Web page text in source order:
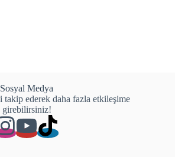
Sosyal Medya
takip ederek daha fazla etkileşime
girebilirsiniz!